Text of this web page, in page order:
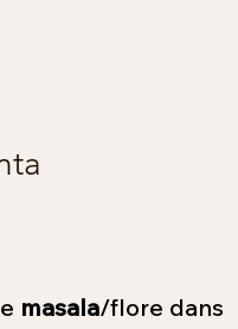
masala/flore dans